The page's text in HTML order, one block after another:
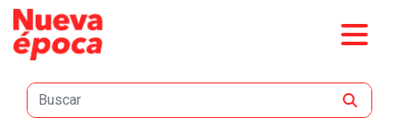
Saltar al contenido principal